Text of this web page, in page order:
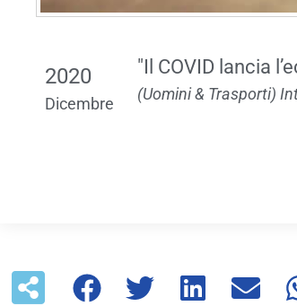
2020
Dicembre
"Il COVID lancia
(Uomini & Trasporti)